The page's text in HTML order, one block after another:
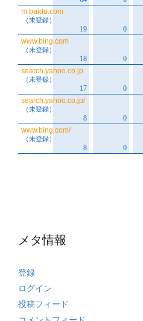
メタ情報
登録
ログイン
投稿フィード